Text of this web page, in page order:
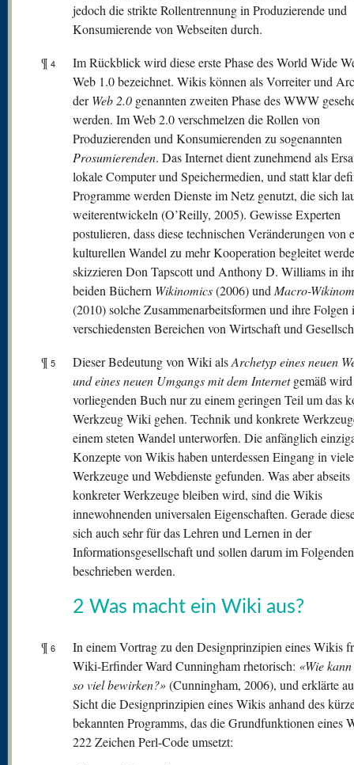
jedoch die strikte Rollentrennung in Produzierende und
Konsumierende von Webseiten durch.
¶ 4
Im Rückblick wird diese erste Phase des World Wide
Web 1.0 bezeichnet. Wikis können als Vorreiter und
derWeb 2.0 genannten zweiten Phase des WWW
werden. Im Web 2.0 verschmelzen die Rollen von
Produzierenden und Konsumierenden zu sogenannten
Prosumierenden. Das Internet dient zunehmend als
lokale Computer und Speichermedien, und statt klar
Programme werden Dienste im Netz genutzt, die sich
weiterentwickeln (O’Reilly, 2005). Gewisse Experten
postulieren, dass diese technischen Veränderungen von
kulturellen Wandel zu mehr Kooperation begleitet
skizzieren Don Tapscott und Anthony D. Williams in
beiden Büchern Wikinomics(2006) und Macro-
(2010) solche Zusammenarbeitsformen und ihre Folgen
verschiedensten Bereichen von Wirtschaft und
¶ 5 Dieser Bedeutung von Wiki alsArchetyp eines neuen
und eines neuen Umgangs mit dem Internetgemäß
vorliegenden Buch nur zu einem geringen Teil um das
Werkzeug Wiki gehen. Technik und konkrete
einem steten Wandel unterworfen. Die anfänglich
Konzepte von Wikis haben unterdessen Eingang in
Werkzeuge und Webdienste gefunden. Was aber abseits
konkreter Werkzeuge bleiben wird, sind die Wikis
innewohnenden universalen Eigenschaften. Gerade
sich auch sehr für das Lehren und Lernen in der
Informationsgesellschaft und sollen darum im Folgenden
beschrieben werden.
2 Was macht ein Wiki aus?
¶ 6
In einem Vortrag zu den Designprinzipien eines Wikis
Wiki-Erfinder Ward Cunningham rhetorisch: «Wie
so viel bewirken?»(Cunningham, 2006), und erklärte
Sicht die Designprinzipien eines Wikis anhand des
bekannten Programms, das die Grundfunktionen eines
222 Zeichen Perl-Code umsetzt: